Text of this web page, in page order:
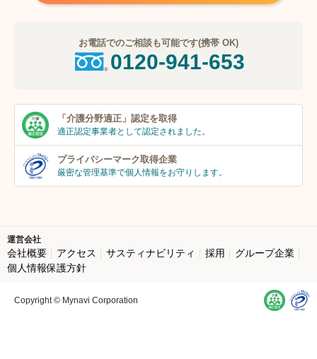
お電話でのご相談も可能です(携帯 OK)
0120-941-653
「介護分野適正」 認定を取得
適正認定事業者として認定されました。
プライバシーマーク取得企業
厳密な管理基準で個人情報をお守りします。
運営会社
会社概要 アクセス サスティナビリティ 採用
グループ企業
個人情報保護方針
Copyright © Mynavi Corporation